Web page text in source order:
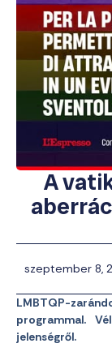
A
szeptember 8,
LMBTQP-
programmal.
jelenségről.